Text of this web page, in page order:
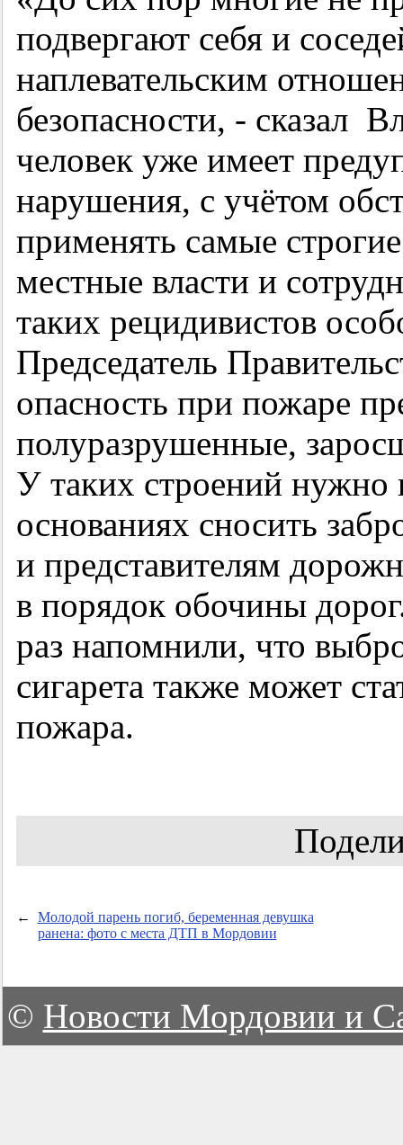
подвергают себя и
наплевательским
безопасности, - сказал
человек уже имеет
нарушения, с учётом
применять самые
местные власти и
таких рецидивистов
Председатель
опасность при пожаре
полуразрушенные,
У таких строений нужно
основаниях сносить
и представителям
в порядок обочины
раз напомнили, что
сигарета также может
пожара.
←
Молодой парень погиб, беременная девушка
ранена: фото с места ДТП в Мордовии
© Новости Мордовии и